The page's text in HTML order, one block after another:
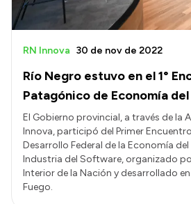
Río Negro estuvo en el 1°
Patagónico de Economía
RN Innova 30 de nov de 2022
El Gobierno provincial, a través de la
Innova, participó del Primer
Desarrollo Federal de la Economía
Industria del Software, organizado
Interior de la Nación y desarrollado
Fuego.